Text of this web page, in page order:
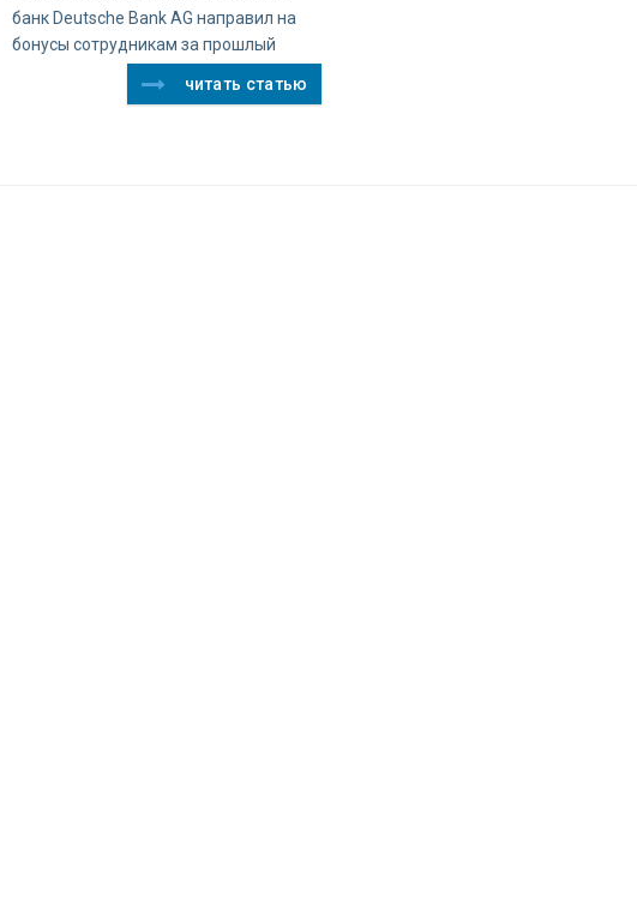
банк Deutsche Bank AG направил на
бонусы сотрудникам за прошлый
читать статью